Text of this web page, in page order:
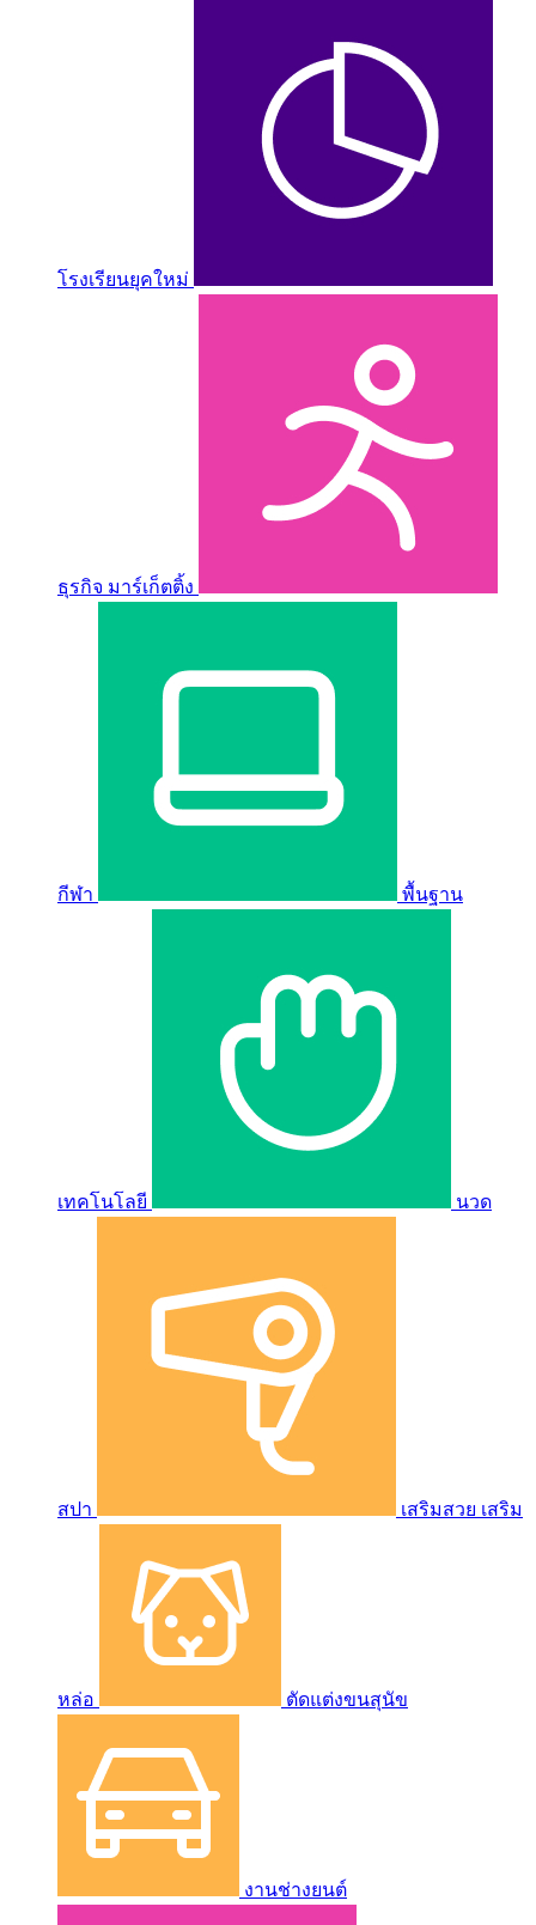
โรงเรียนยุคใหม่
ธุรกิจ มาร์เก็ตติ้ง
กีฬา พื้นฐาน
เทคโนโลยี นวด
สปา เสริมสวย เสริม
หล่อ ตัดแต่งขนสุนัข
งานช่างยนต์